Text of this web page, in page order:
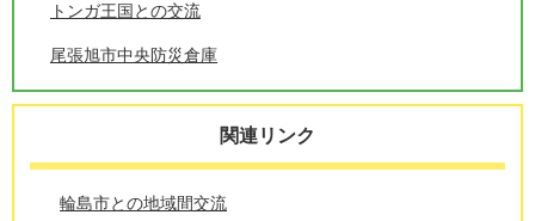
トンガ王国との交流
尾張旭市中央防災倉庫
関連リンク
輪島市との地域間交流